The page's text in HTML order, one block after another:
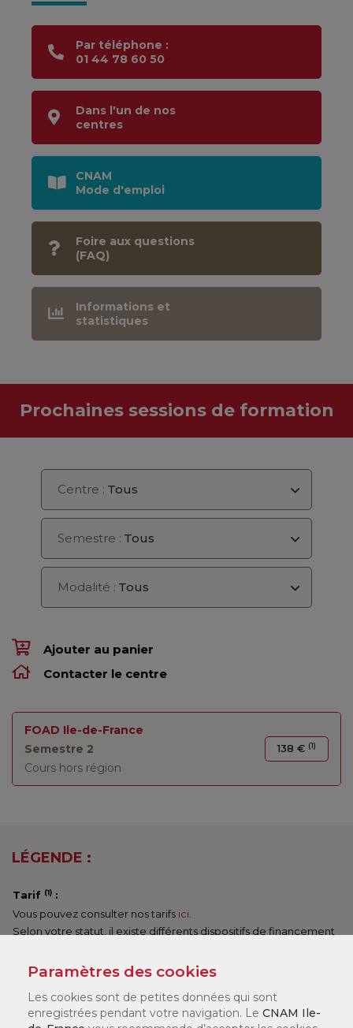
Par téléphone :
01 44 78 60 50
Dans l'un de nos
centres
CNAM
Mode d'emploi
Foire aux questions
(FAQ)
Informations et
statistiques
Prochaines sessions de formation
Centre : Tous
Semestre : Tous
Modalité : Tous
Ajouter au panier
Contacter le centre
FOAD Ile-de-France
Semestre 2
Cours hors région
138 € (1)
LÉGENDE :
Tarif (1) :
Vous pouvez consulter nos tarifs ici
Selon votre statut, il existe différents dispositifs de financement
chargés de formation en centre vous accompagneront pour
Date de début de cours :
Paramètres des cookies
Les cookies sont de petites données qui sont
enregistrées pendant votre navigation. Le CNAM Ile-